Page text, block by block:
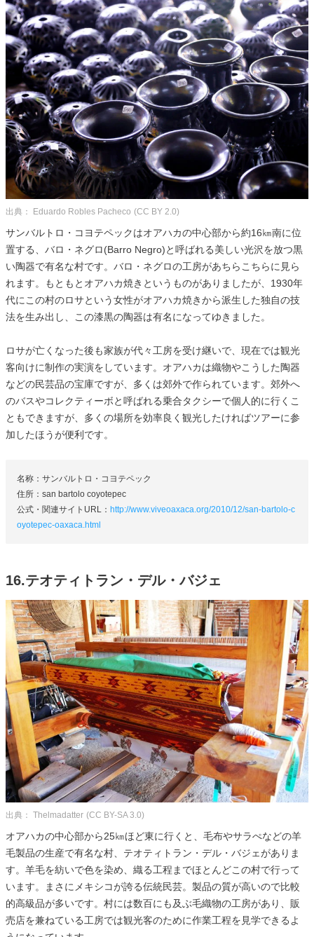
出典： Eduardo Robles Pacheco (CC BY 2.0)
サンバルトロ・コヨテペックはオアハカの中心部から約16㎞南に位
置する、バロ・ネグロ(Barro Negro)と呼ばれる美しい光沢を放つ黒
い陶器で有名な村です。バロ・ネグロの工房があちらこちらに見ら
れます。もともとオアハカ焼きというものがありましたが、1930年
代にこの村のロサという女性がオアハカ焼きから派生した独自の技
法を生み出し、この漆黒の陶器は有名になってゆきました。
ロサが亡くなった後も家族が代々工房を受け継いで、現在では観光
客向けに制作の実演をしています。オアハカは織物やこうした陶器
などの民芸品の宝庫ですが、多くは郊外で作られています。郊外へ
のバスやコレクティーボと呼ばれる乗合タクシーで個人的に行くこ
ともできますが、多くの場所を効率良く観光したければツアーに参
加したほうが便利です。
名称：サンバルトロ・コヨテペック
住所：san bartolo coyotepec
公式・関連サイトURL： http://www.viveoaxaca.org/2010/12/san-bartolo-c
oyotepec-oaxaca.html
16.テオティトラン・デル・バジェ
出典： Thelmadatter (CC BY-SA 3.0)
オアハカの中心部から25㎞ほど東に行くと、毛布やサラぺなどの羊
毛製品の生産で有名な村、テオティトラン・デル・バジェがありま
す。羊毛を紡いで色を染め、織る工程までほとんどこの村で行って
います。まさにメキシコが誇る伝統民芸。製品の質が高いので比較
的高級品が多いです。村には数百にも及ぶ毛織物の工房があり、販
売店を兼ねている工房では観光客のために作業工程を見学できるよ